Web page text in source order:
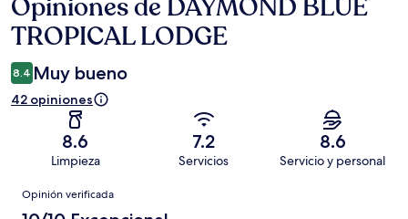
Opiniones de DAYMOND BLUE
TROPICAL LODGE
8.4 Muy bueno
42 opiniones
8.6
Limpieza
7.2
Servicios
8.6
Servicio y personal
Opiniones
Opinión verificada